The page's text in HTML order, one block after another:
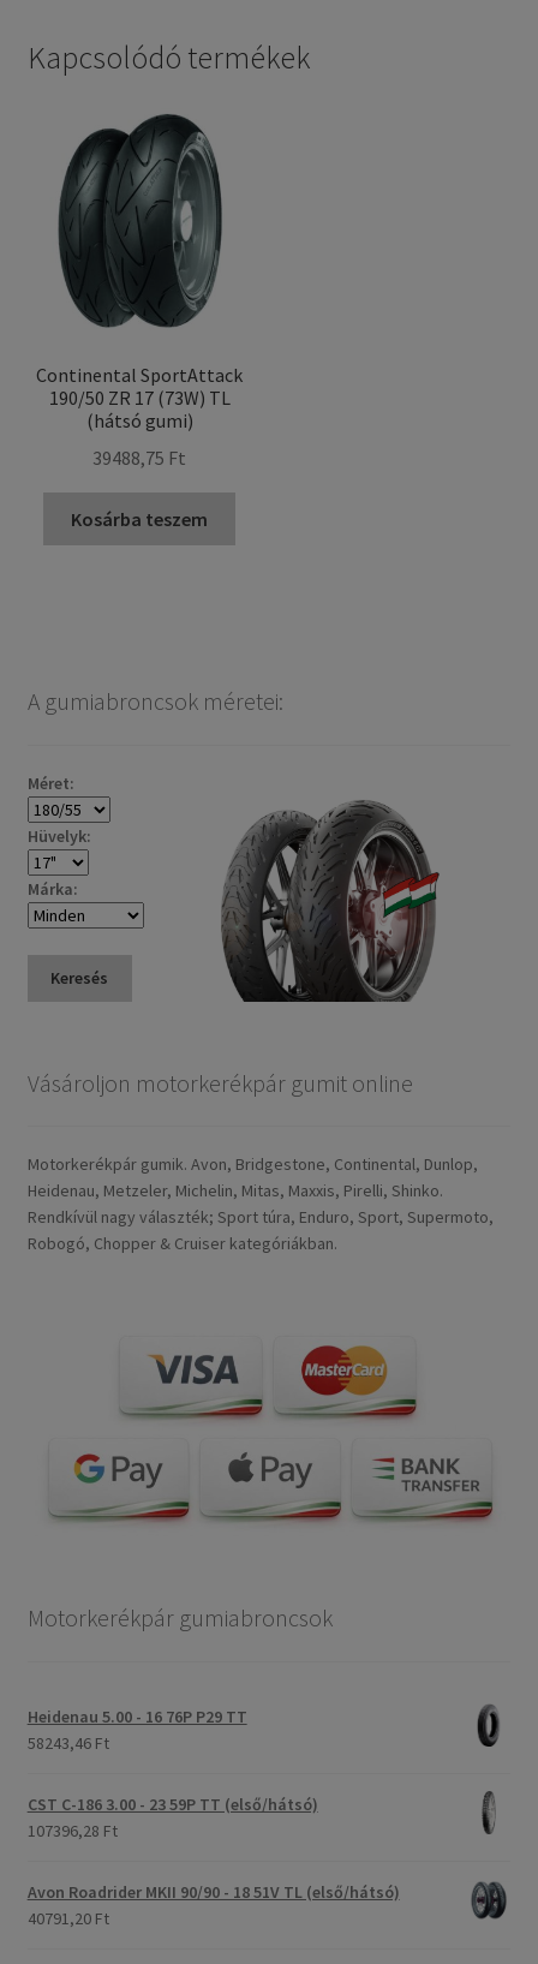
Kapcsolódó termékek
Continental SportAttack
190/50 ZR 17 (73W) TL
(hátsó gumi)
39488,75 Ft
Kosárba teszem
A gumiabroncsok méretei:
Méret:
Hüvelyk:
Márka:
Keresés
Vásároljon motorkerékpár gumit online
Motorkerékpár gumik. Avon, Bridgestone, Continental, Dunlop,
Heidenau, Metzeler, Michelin, Mitas, Maxxis, Pirelli, Shinko.
Rendkívül nagy választék; Sport túra, Enduro, Sport, Supermoto,
Robogó, Chopper & Cruiser kategóriákban.
Motorkerékpár gumiabroncsok
Heidenau 5.00 - 16 76P P29 TT
58243,46 Ft
CST C-186 3.00 - 23 59P TT (első/hátsó)
107396,28 Ft
Avon Roadrider MKII 90/90 - 18 51V TL (első/hátsó)
40791,20 Ft